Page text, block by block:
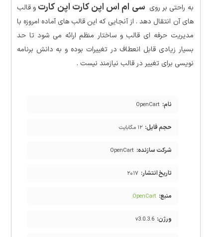
به راحتی بر روی سی ام اس اپن کارت اپن کارت و قالب
های آن انتقال دهد . از آنجایی که این قالب های آماده امروزه با
مدیریت حرفه ای قالب و ساختار منظم ارائه می شود تا حد
بسیار زیادی قابل انعطاف در تغییرات بوده و به دانش برنامه
نویسی برای تغییر در قالب نیازمند نیست .
نام: OpenCart
حجم فایل: ۱۲ مگابایت
شرکت سازنده: OpenCart
تاریخ انتشار: ۲۰۱۷
منبع: OpenCart
ورژن: v3.0.3.6